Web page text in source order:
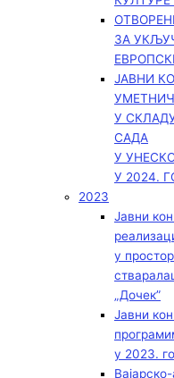
ЗА
ЈАВНИ
У
САДА
У
У 2024.
2023
Јавни
у
„Дочек”
Јавни
у 2023.